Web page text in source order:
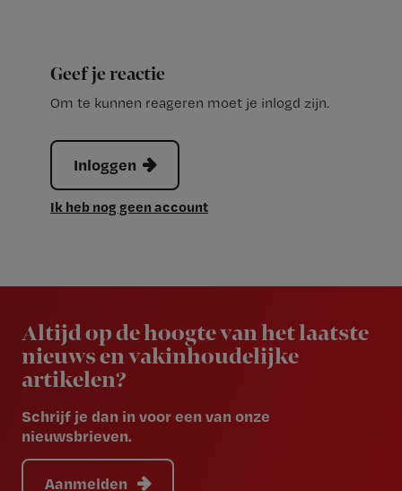
Geef je reactie
Om te kunnen reageren moet je inlogd zijn.
Inloggen
Ik heb nog geen account
Altijd op de hoogte van het laatste
nieuws en vakinhoudelijke
artikelen?
Schrijf je dan in voor een van onze
nieuwsbrieven.
Aanmelden